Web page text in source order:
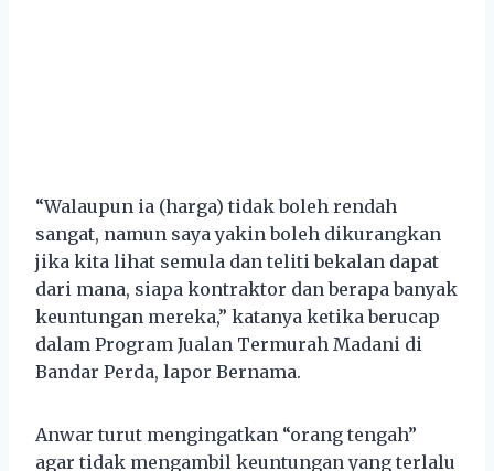
“Walaupun ia (harga) tidak boleh rendah
sangat, namun saya yakin boleh dikurangkan
jika kita lihat semula dan teliti bekalan dapat
dari mana, siapa kontraktor dan berapa banyak
keuntungan mereka,” katanya ketika berucap
dalam Program Jualan Termurah Madani di
Bandar Perda, lapor Bernama.
Anwar turut mengingatkan “orang tengah”
agar tidak mengambil keuntungan yang terlalu